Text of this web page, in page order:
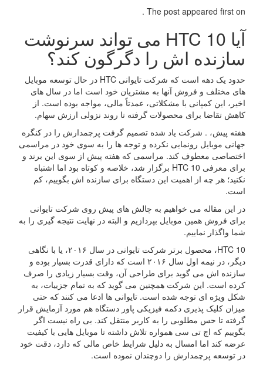
The post appeared first on .
آیا HTC 10 می تواند سرنوشت
سازنده اش را دگرگون کند؟
حدود یک دهه است که شرکت تایوانی HTC در حال توسعه موبایل
های مختلف و فروش آنها به مشتریان خود است اما در سال های
اخیر، این کمپانی با مشکلاتی، عمدتاً مالی، مواجه بوده است. از
کاهش تقاضا برای محصولات گرفته تا روند نزولی ارزش سهام.
هفته پیش، . شرکت یاد شده تصمیم گرفت پرچمدارش را در کنگره
جهانی موبایل رونمایی نکرده و توجه ها را به سوی خود در مراسمی
اختصاصی معطوف کند. مراسمی که هفته پیش از سوی این برند و
برای معرفی HTC 10 برگزار شد، خلاصه و کوتاه بود اما اشتباه
نکنید؛ هر چه از اهمیت این دستگاه برای سازنده اش بگوییم، کم
است.
در این مقاله می خواهیم به چالش های پیش روی شرکت تایوانی
برای فروش همین موبایل بپردازیم و البته در نهایت نتیجه گیری را به
شما واگذار نماییم.
HTC 10، محصول برتر شرکت تایوانی در سال ۲۰۱۶، یا با نگاهی
دیگر، در نیمه اول سال ۲۰۱۶ است که دارای قدرت بسیار بوده و
سازنده اش می گوید برای طراحی آن، وقت بسیار زیادی را صرف
کرده است. این شرکت همچنین می گوید که به تمام جزییات، به
شکل ویژه ای توجه شده است. تایوانی ها ادعا می کنند که حتی
میزان کلیک پذیری دکمه فیزیکی پاور دستگاه هم مورد آزمایش قرار
گرفته تا حس مطلوبی را به کاربر منتقل کند. بی راه نیست اگر
بگوییم که اچ تی سی همواره تلاش داشته تا موبایل هایی با کیفیت
عرضه کند اما امسال به دلیل شرایط خاص مالی که دارد، دقت خود
در توسعه پرچمدارش را دوچندان نموده است.